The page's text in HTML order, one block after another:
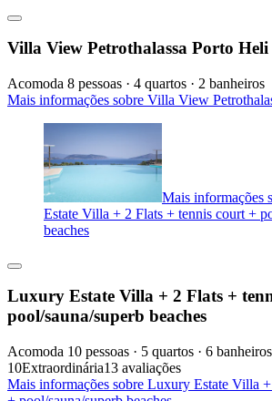
Villa View Petrothalassa Porto Heli
Acomoda 8 pessoas · 4 quartos · 2 banheiros
Mais informações sobre Villa View
Mais informações
Estate Villa + 2 Flats + tennis court +
beaches
Luxury Estate Villa + 2 Flats +
pool/sauna/superb beaches
Acomoda 10 pessoas · 5 quartos · 6 banheiros
10Extraordinária13 avaliações
Mais informações sobre Luxury Estate Villa